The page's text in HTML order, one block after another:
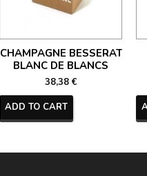
CHAMPAGNE BESSERAT
BLANC DE BLANCS
38,38 €
ADD TO CART